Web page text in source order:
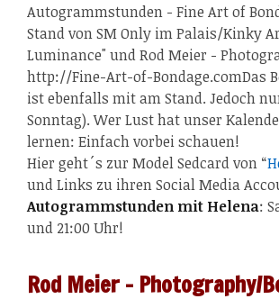
Autogrammstunden - Fine Art of
Stand von SM Only im Palais/Kinky
Luminance" und Rod Meier -
http://Fine-Art-of-Bondage.comDas
ist ebenfalls mit am Stand. Jedoch
Sonntag). Wer Lust hat unser
lernen: Einfach vorbei schauen!
Hier geht´s zur Model Sedcard von “
und Links zu ihren Social Media
Autogrammstunden mit Helena:
und 21:00 Uhr!
Rod Meier – Photography/